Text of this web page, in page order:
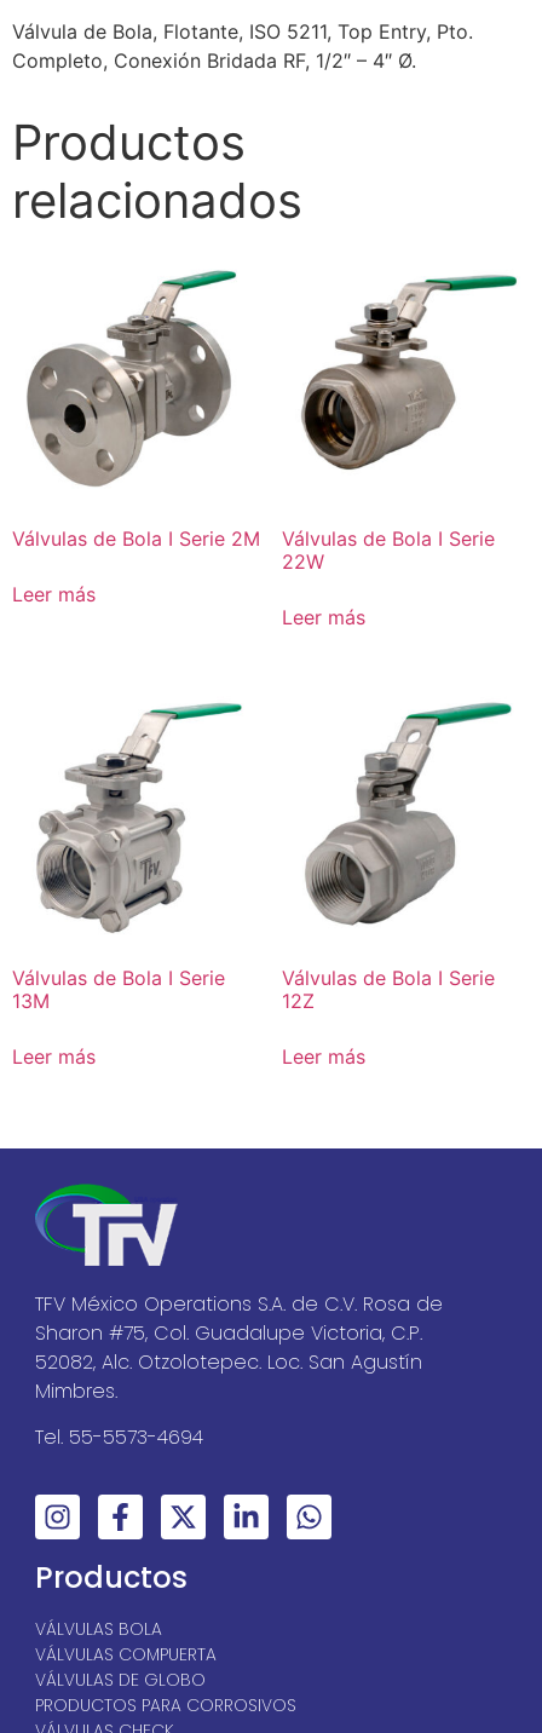
Válvula de Bola, Flotante, ISO 5211, Top Entry, Pto.
Completo, Conexión Bridada RF, 1/2″ – 4″ Ø.
Productos
relacionados
Válvulas de Bola I Serie 2M
Leer más
Válvulas de Bola I Serie
22W
Leer más
Válvulas de Bola I Serie
13M
Leer más
Válvulas de Bola I Serie
12Z
Leer más
TFV México Operations S.A. de C.V. Rosa de
Sharon #75, Col. Guadalupe Victoria, C.P.
52082, Alc. Otzolotepec. Loc. San Agustín
Mimbres.
Tel. 55-5573-4694
Productos
VÁLVULAS BOLA
VÁLVULAS COMPUERTA
VÁLVULAS DE GLOBO
PRODUCTOS PARA CORROSIVOS